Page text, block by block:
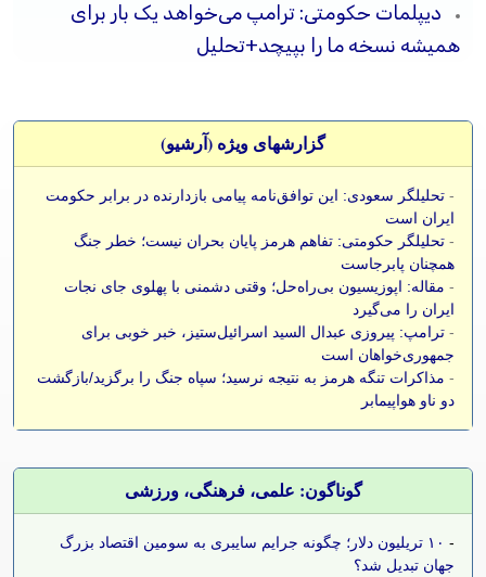
دیپلمات حکومتی: ترامپ می‌خواهد یک بار برای
همیشه نسخه ما را بپیچد+تحلیل
گزارشهای ویژه (آرشيو)
- تحلیلگر سعودی: این توافق‌نامه پیامی بازدارنده در برابر حکومت
ایران است
- تحلیلگر حکومتی: تفاهم هرمز پایان بحران نیست؛ خطر جنگ
همچنان پابرجاست
- مقاله: اپوزیسیون بی‌راه‌حل؛ وقتی دشمنی با پهلوی جای نجات
ایران را می‌گیرد
- ترامپ: پیروزی عبدال السید اسرائیل‌ستیز، خبر خوبی برای
جمهوری‌خواهان است
- مذاکرات تنگه هرمز به نتیجه نرسید؛ سپاه جنگ را برگزید/بازگشت
دو ناو هواپیمابر
گوناگون: علمی، فرهنگی، ورزشی
-
۱۰ تریلیون دلار؛ چگونه جرایم سایبری به سومین اقتصاد بزرگ
جهان تبدیل شد؟